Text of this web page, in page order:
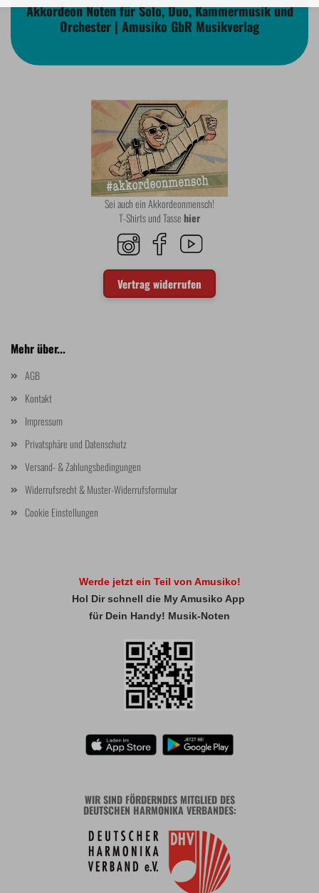
Akkordeon Noten für Solo, Duo, Kammermusik und
Orchester | Amusiko GbR Musikverlag
Sei auch ein Akkordeonmensch!
T-Shirts und Tassehier
Vertrag widerrufen
Mehr über...
AGB
Kontakt
Impressum
Privatsphäre und Datenschutz
Versand- & Zahlungsbedingungen
Widerrufsrecht & Muster-Widerrufsformular
Cookie Einstellungen
Werde jetzt ein Teil von Amusiko!
Hol Dir schnell die My Amusiko App
für Dein Handy! Musik-Noten
WIR SIND FÖRDERNDES MITGLIED DES
DEUTSCHEN HARMONIKA VERBANDES: